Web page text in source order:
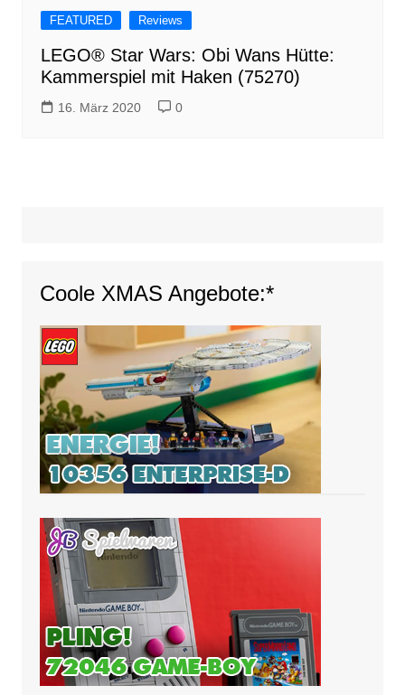
FEATURED Reviews
LEGO® Star Wars: Obi Wans Hütte:
Kammerspiel mit Haken (75270)
16. März 2020 0
Coole XMAS Angebote:*